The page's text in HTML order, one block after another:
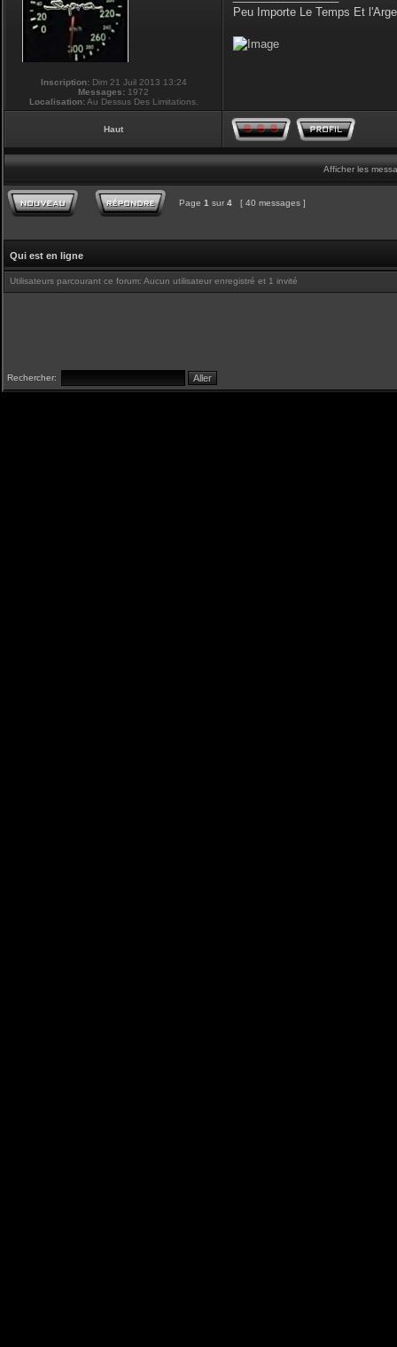
Inscription:Dim 21 Juil 2013 13:24
Messages: 1972
Localisation:Au Dessus Des Limitations.
Peu Importe Le Temps Et
Haut
Afficher les
Page 1 sur 4 [ 40 messages ]
Qui est en ligne
Utilisateurs parcourant ce forum: Aucun utilisateur enregistré et 1 invité
Rechercher: